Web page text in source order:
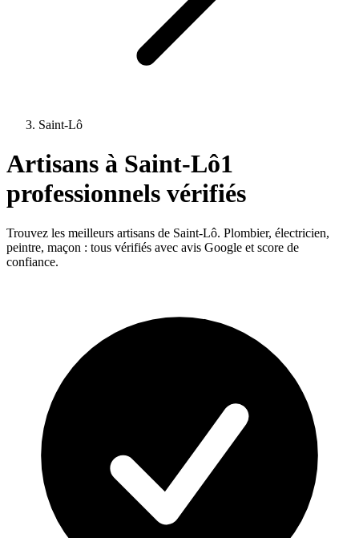
Saint-Lô
Artisans à Saint-Lô1
professionnels vérifiés
Trouvez les meilleurs artisans de Saint-Lô. Plombier, électricien,
peintre, maçon : tous vérifiés avec avis Google et score de
confiance.